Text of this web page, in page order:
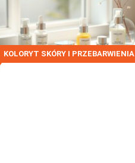
KOLORYT SKÓRY I PRZEBARWIENIA